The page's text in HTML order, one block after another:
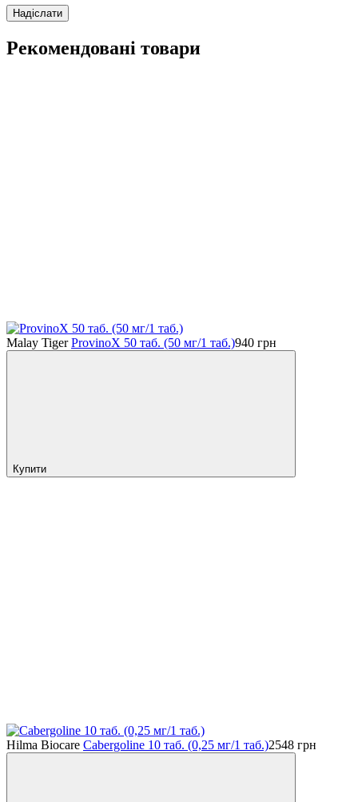
Надіслати
Рекомендовані товари
Malay Tiger ProvinoX 50 таб. (50 мг/1 таб.)940 грн
Купити
Hilma Biocare Cabergoline 10 таб. (0,25 мг/1 таб.)2548 грн